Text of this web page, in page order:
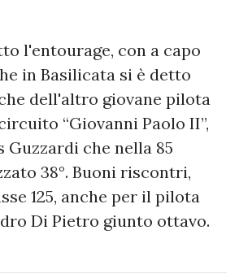
l'entourage, con a capo
in Basilicata si è detto
dell'altro giovane pilota
“Giovanni Paolo II”,
Guzzardi che nella 85
38°. Buoni riscontri,
125, anche per il pilota
Di Pietro giunto ottavo.